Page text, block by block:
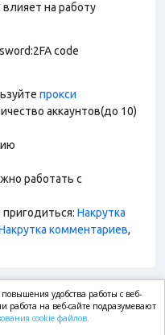
на работу
code
прокси
аккаунтов(до 10)
работать с
Накрутка
комментариев,
удобства работы с веб-
работа на веб-сайте подразумевают
cookie файлов.